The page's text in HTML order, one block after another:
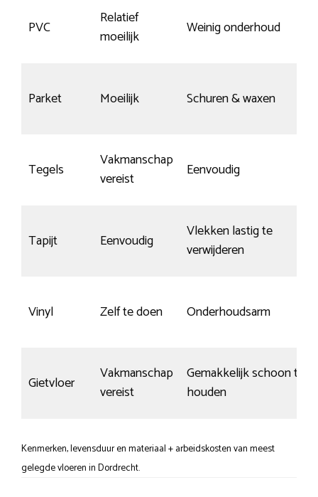
PVC
Relatief
moeilijk
Weinig onderhoud
Parket Moeilijk Schuren & waxen
Tegels
Vakmanschap
vereist
Eenvoudig
Tapijt Eenvoudig
Vlekken lastig te
verwijderen
Vinyl Zelf te doen Onderhoudsarm
Gietvloer
Vakmanschap
vereist
Gemakkelijk schoon te
houden
Kenmerken, levensduur en materiaal + arbeidskosten van meest
gelegde vloeren in Dordrecht.